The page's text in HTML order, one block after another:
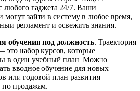
любого гаджета 24/7. Ваши
могут зайти в систему в любое время,
регламент и освежить знания.
обучения под должность. Траектория
это набор курсов, которые
в один учебный план. Можно
вводное обучение для новых
или годовой план развития
по продажам.